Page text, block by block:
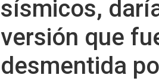
sísmicos,
versión que
desmentida